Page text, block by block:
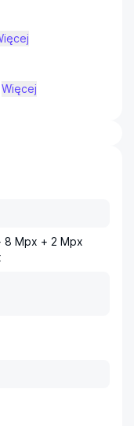
Więcej
8 Mpx + 2 Mpx